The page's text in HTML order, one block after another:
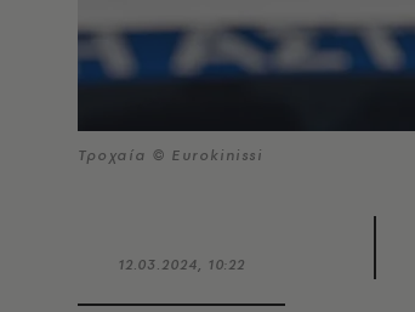
Τροχαία © Eurokinissi
12.03.2024, 10:22